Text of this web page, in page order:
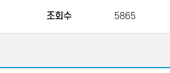
조회수 5865